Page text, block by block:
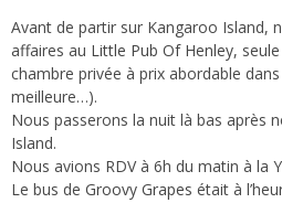
Avant de partir sur Kangaroo Island,
affaires au Little Pub Of Henley,
chambre privée à prix abordable
meilleure…).
Nous passerons la nuit là bas après
Island.
Nous avions RDV à 6h du matin à la
Le bus de Groovy Grapes était à